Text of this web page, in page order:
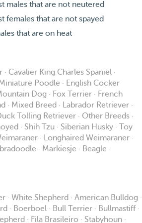
of their way. It is important the dog
cats, want to play with them or are
high risk dogs or cats in our own
during a home visit!
males that are not neutered
females that are not spayed
that are on heat
Cavalier King Charles Spaniel ·
Poodle · English Cocker
Dog · Fox Terrier · French
· Mixed Breed · Labrador Retriever ·
Tolling Retriever · Other Breeds ·
· Shih Tzu · Siberian Husky · Toy
· Longhaired Weimaraner ·
· Markiesje · Beagle ·
· White Shepherd · American Bulldog ·
· Boerboel · Bull Terrier · Bullmastiff ·
· Fila Brasileiro · Stabyhoun ·